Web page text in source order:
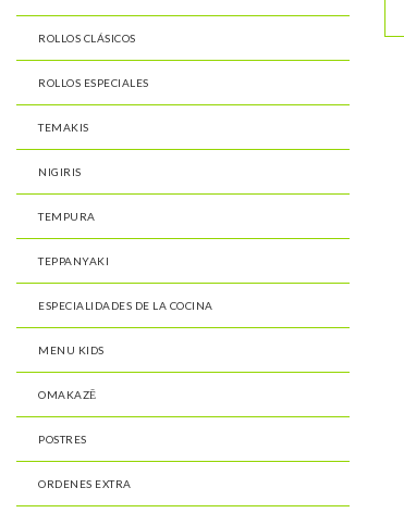
ROLLOS CLÁSICOS
ROLLOS ESPECIALES
TEMAKIS
NIGIRIS
TEMPURA
TEPPANYAKI
ESPECIALIDADES DE LA COCINA
MENU KIDS
OMAKAZĒ
POSTRES
ORDENES EXTRA